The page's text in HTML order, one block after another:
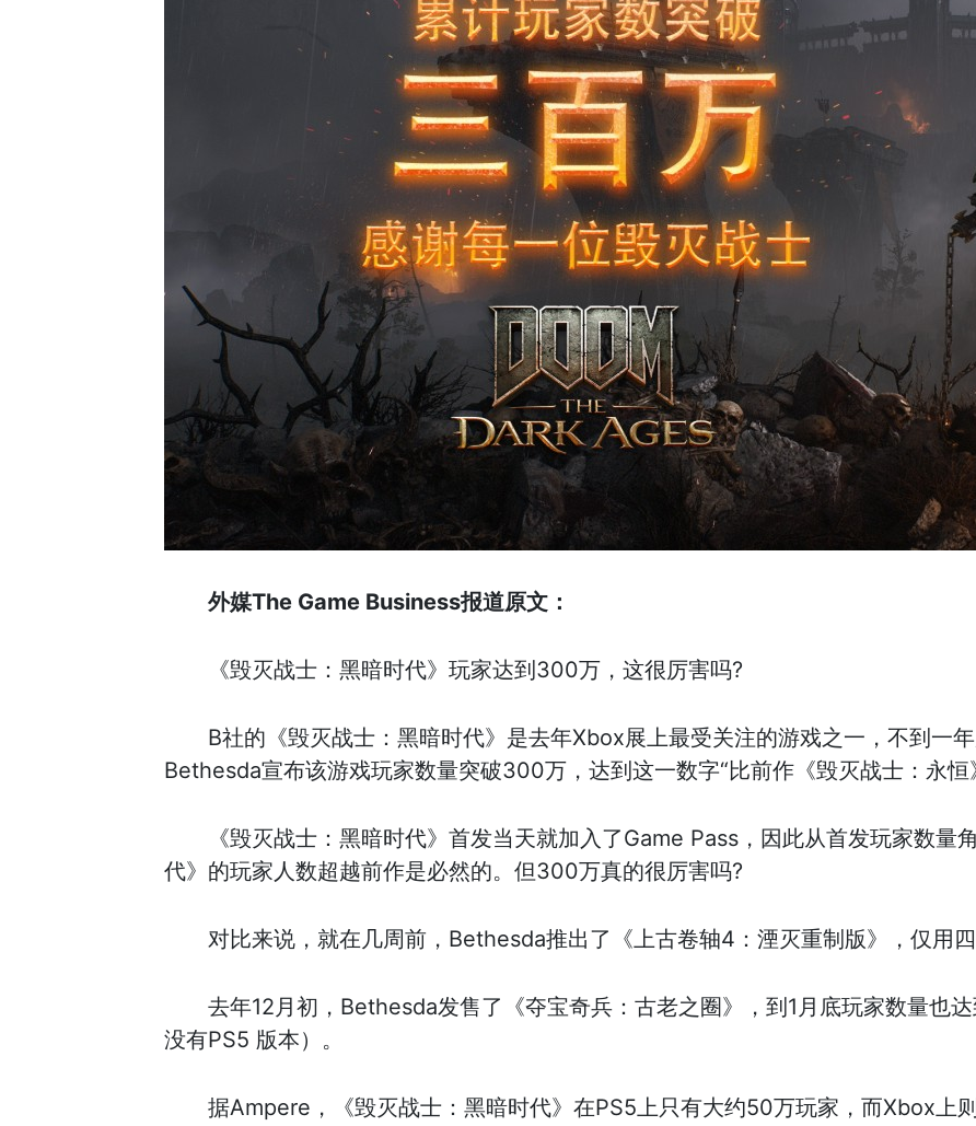
外媒The Game Business报道原文：
《毁灭战士：黑暗时代》玩家达到300万，这很厉害吗?
B社的《毁灭战士：黑暗时代》是去年Xbox展上最受关注的游戏之一，不到一
Bethesda宣布该游戏玩家数量突破300万，达到这一数字“比前作《毁灭战士：永恒
《毁灭战士：黑暗时代》首发当天就加入了Game Pass，因此从首发玩家数量
代》的玩家人数超越前作是必然的。但300万真的很厉害吗?
对比来说，就在几周前，Bethesda推出了《上古卷轴4：湮灭重制版》，仅用
去年12月初，Bethesda发售了《夺宝奇兵：古老之圈》，到1月底玩家数量也
没有PS5 版本）。
据Ampere，《毁灭战士：黑暗时代》在PS5上只有大约50万玩家，而Xbox上